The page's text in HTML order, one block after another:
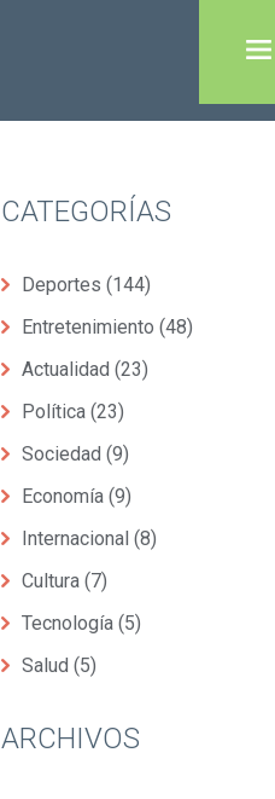
CATEGORÍAS
Deportes (144)
Entretenimiento (48)
Actualidad (23)
Política (23)
Sociedad (9)
Economía (9)
Internacional (8)
Cultura (7)
Tecnología (5)
Salud (5)
ARCHIVOS